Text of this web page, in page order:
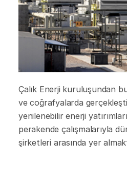
Çalık Enerji kuruluşundan
ve coğrafyalarda
yenilenebilir enerji
perakende çalışmalarıyla
şirketleri arasında yer